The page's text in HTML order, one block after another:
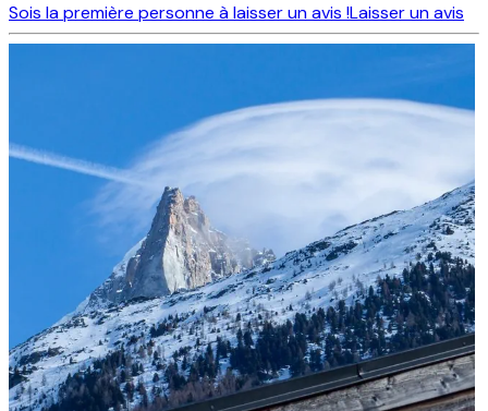
Sois la première personne à laisser un avis !Laisser un avis